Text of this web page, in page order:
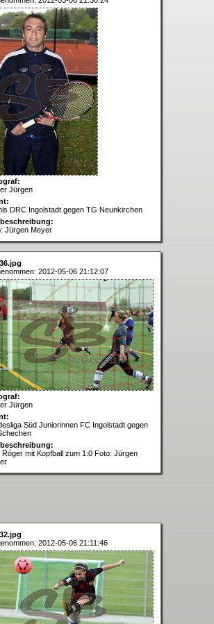
Jürgen
DRC Ingolstadt gegen TG Neunkirchen
Jürgen Meyer
2012-05-06 21:12:07
Jürgen
Süd Juniorinnen FC Ingolstadt gegen
Röger mit Kopfball zum 1:0 Foto: Jürgen
2012-05-06 21:11:46